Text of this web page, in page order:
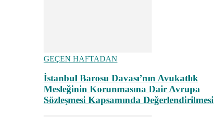
GEÇEN HAFTADAN
İstanbul Barosu Davası’nın Avukatlık
Mesleğinin Korunmasına Dair Avrupa
Sözleşmesi Kapsamında Değerlendirilmesi